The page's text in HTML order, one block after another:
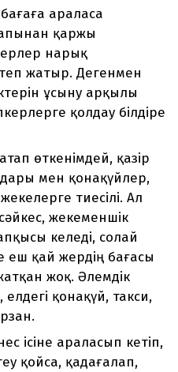
араласа
қаржы
нарық
жатыр. Дегенмен
ұсыну арқылы
қолдау білдіре
өткенімдей, қазір
мен қонақүйлер,
тиесілі. Ал
жекеменшік
келеді, солай
еш қай жердің бағасы
жоқ. Әлемдік
қонақүй, такси,
ісіне араласып кетіп,
қойса, қадағалап,